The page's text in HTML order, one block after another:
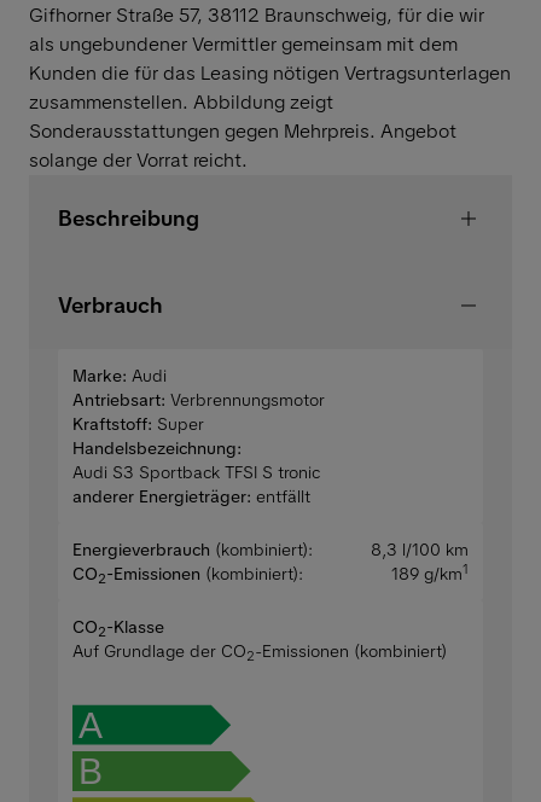
Gifhorner Straße 57, 38112 Braunschweig, für die wir
als ungebundener Vermittler gemeinsam mit dem
Kunden die für das Leasing nötigen Vertragsunterlagen
zusammenstellen. Abbildung zeigt
Sonderausstattungen gegen Mehrpreis. Angebot
solange der Vorrat reicht.
Beschreibung
Verbrauch
Marke: Audi
Antriebsart: Verbrennungsmotor
Kraftstoff: Super
Handelsbezeichnung:
Audi S3 Sportback TFSI S tronic
anderer Energieträger: entfällt
Energieverbrauch (kombiniert):
8,3 l/100 km
CO2-Emissionen (kombiniert): 189 g/km1
CO2-Klasse
Auf Grundlage der CO2-Emissionen (kombiniert)
A
B